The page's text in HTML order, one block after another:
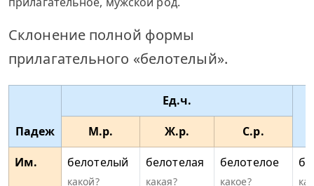
Склонение полной формы
прилагательного «белотелый».
Падеж
Ед.ч.
М.р.
Ж.р.
С.р.
Им.
белотелый
какой?
белотелая
какая?
белотелое
какое?